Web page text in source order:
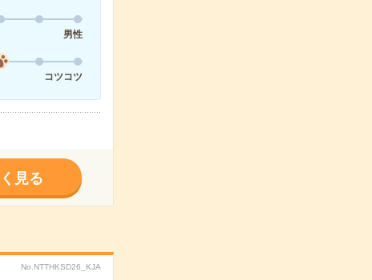
男性
コツコツ
見る
No.NTTHKSD26_KJA